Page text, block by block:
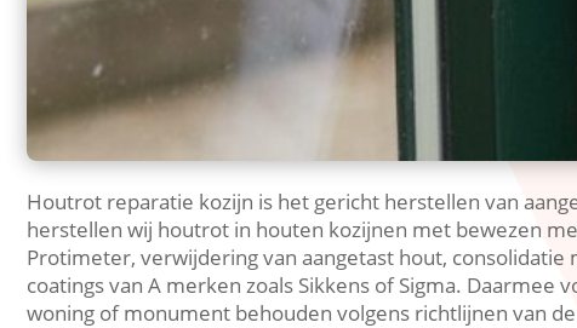
Houtrot reparatie kozijn is het gericht herstellen van
herstellen wij houtrot in houten kozijnen met bewezen
Protimeter, verwijdering van aangetast hout,
coatings van A merken zoals Sikkens of Sigma.​
woning of monument behouden volgens richtlijnen van